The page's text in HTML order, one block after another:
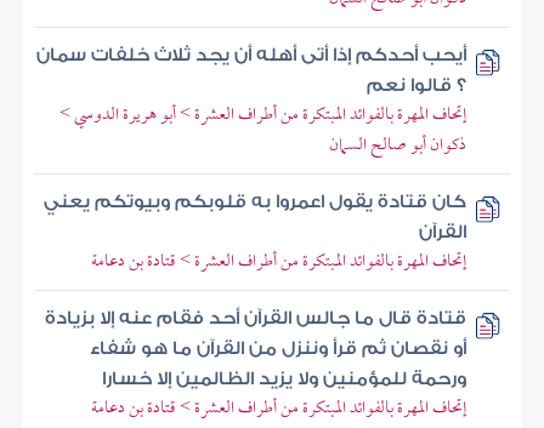
أيحب أحدكم إذا أتى أهله أن يجد ثلاث خلفات سمان
؟ قالوا نعم
إتحاف المهرة بالفوائد المبتكرة من أطراف العشرة > أبو هريرة الدوسي >
ذكوان أبو صالح السمان
كان قتادة يقول اعمروا به قلوبكم وبيوتكم يعني
القرآن
إتحاف المهرة بالفوائد المبتكرة من أطراف العشرة > قتادة بن دعامة
قتادة قال ما جالس القرآن أحد فقام عنه إلا بزيادة
أو نقصان ثم قرأ وننزل من القرآن ما هو شفاء
ورحمة للمؤمنين ولا يزيد الظالمين إلا خسارا
إتحاف المهرة بالفوائد المبتكرة من أطراف العشرة > قتادة بن دعامة